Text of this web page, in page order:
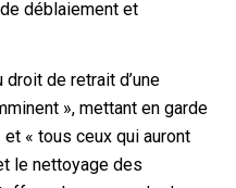
déblaiement et
droit de retrait d’une
», mettant en garde
« tous ceux qui auront
le nettoyage des